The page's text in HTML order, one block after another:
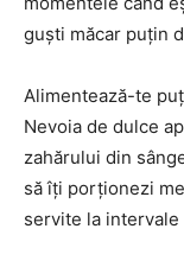
guști măcar puțin
Alimentează-te
Nevoia de dulce
zahărului din
să îți porționezi
servite la